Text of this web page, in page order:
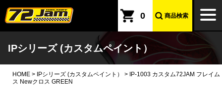
本文へ
0 商品検索
IPシリーズ (カスタムペイント）
HOME > IPシリーズ (カスタムペイント） > IP-1003 カスタム72JAM フレイム
ス Newクロス GREEN